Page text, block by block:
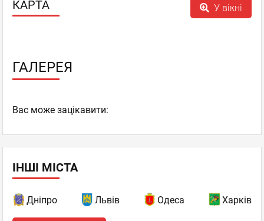
КАРТА У вікні
ГАЛЕРЕЯ
Вас може зацікавити:
ІНШІ МІСТА
Дніпро Львів Одеса Харків